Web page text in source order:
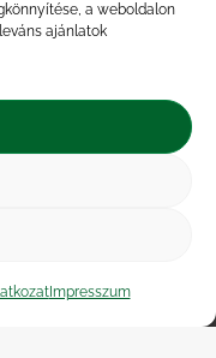
a weboldalon
ajánlatok
Impresszum
nyilatkozat
|